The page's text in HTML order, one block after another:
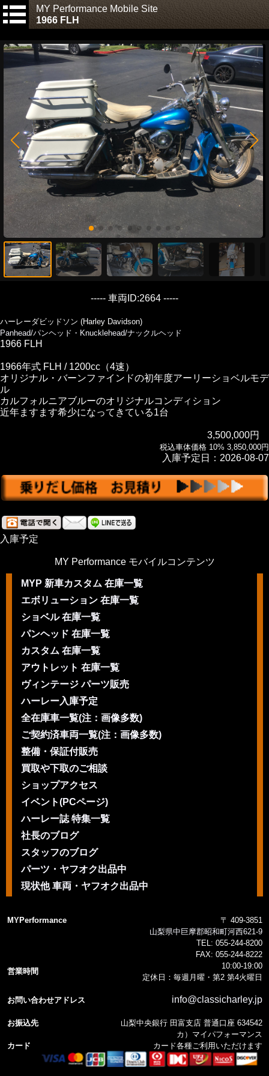
MY Performance Mobile Site
1966 FLH
----- 車両ID:2664 -----
ハーレーダビッドソン (Harley Davidson)
Panhead/パンヘッド・Knucklehead/ナックルヘッド
1966 FLH
1966年式 FLH / 1200cc（4速）
オリジナル・バーンファインドの初年度アーリーショベルモデ
ル
カルフォルニアブルーのオリジナルコンディション
近年ますます希少になってきている1台
3,500,000円
税込車体価格 10% 3,850,000円
入庫予定日：2026-08-07
入庫予定
MY Performance モバイルコンテンツ
MYP 新車カスタム 在庫一覧
エボリューション 在庫一覧
ショベル 在庫一覧
パンヘッド 在庫一覧
カスタム 在庫一覧
アウトレット 在庫一覧
ヴィンテージ パーツ販売
ハーレー入庫予定
全在庫車一覧(注：画像多数)
ご契約済車両一覧(注：画像多数)
整備・保証付販売
買取や下取のご相談
ショップアクセス
イベント(PCページ)
ハーレー誌 特集一覧
社長のブログ
スタッフのブログ
パーツ・ヤフオク出品中
現状他 車両・ヤフオク出品中
MYPerformance
〒 409-3851
山梨県中巨摩郡昭和町河西621-9
TEL: 055-244-8200
FAX: 055-244-8222
営業時間
10:00-19:00
定休日：毎週月曜・第2 第4火曜日
お問い合わせアドレス info@classicharley.jp
お振込先
山梨中央銀行 田富支店 普通口座 634542
カ）マイパフォーマンス
カード
カード各種ご利用いただけます